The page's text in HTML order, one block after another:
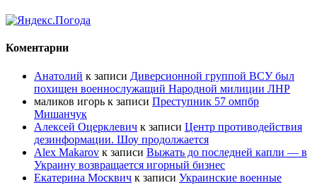
Коментарии
Анатолий к записи Диверсионной группой ВСУ был
похищен военнослужащий Народной милиции ЛНР
маликов игорь к записи Преступник 57 омпбр
Мишанчук
Алексей Оцерклевич к записи Центр противодействия
дезинформации. Шоу продолжается
Alex Makarov к записи Выжать до последней капли — в
Украину возвращается игорный бизнес
Екатерина Москвич к записи Украинские военные